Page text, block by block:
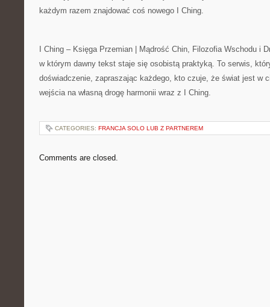
każdym razem znajdować coś nowego I Ching.
I Ching – Księga Przemian | Mądrość Chin, Filozofia Wschodu i
w którym dawny tekst staje się osobistą praktyką. To serwis,
doświadczenie, zapraszając każdego, kto czuje, że świat jest w
wejścia na własną drogę harmonii wraz z I Ching.
CATEGORIES: FRANCJA SOLO LUB Z PARTNEREM
Comments are closed.